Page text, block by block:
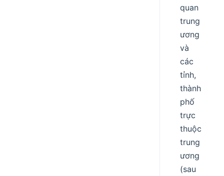
quan
trung
ương
và
các
tỉnh,
thành
phố
trực
thuộc
trung
ương
(sau